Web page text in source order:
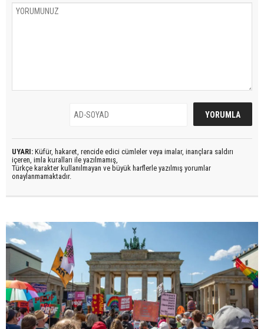
UYARI: Küfür, hakaret, rencide edici cümleler veya imalar, inançlara saldırı
içeren, imla kuralları ile yazılmamış,
Türkçe karakter kullanılmayan ve büyük harflerle yazılmış yorumlar
onaylanmamaktadır.